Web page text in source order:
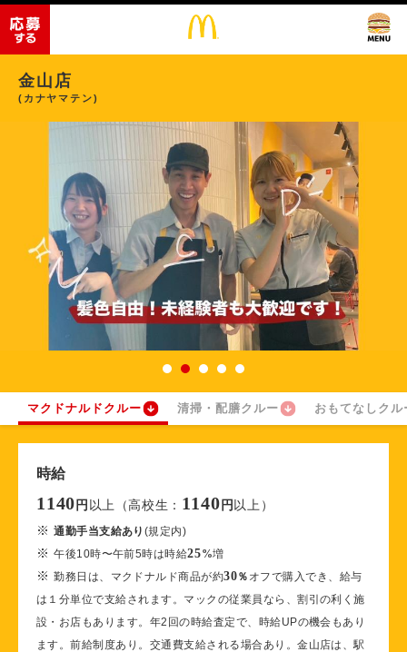
金山店
(カナヤマテン)
マクドナルドクルー 清掃・配膳クルー おもてなしクル
時給
1140 円 以上（高校生： 1140 円 以上）
※通勤手当支給あり (規定内)
※午後10時〜午前5時は時給25%増
※勤務日は、マクドナルド商品が約30％ オフで購入でき、給与
は１分単位で支給されます。マックの従業員なら、割引の利く施
設・お店もあります。年2回の時給査定で、時給UPの機会もあり
ます。前給制度あり。交通費支給される場合あり。金山店は、駅